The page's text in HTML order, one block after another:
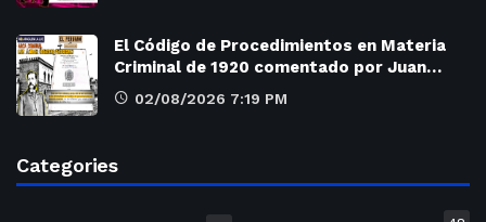
El Código de Procedimientos en Materia
Criminal de 1920 comentado por Juan…
02/08/2026 7:19 PM
Categories